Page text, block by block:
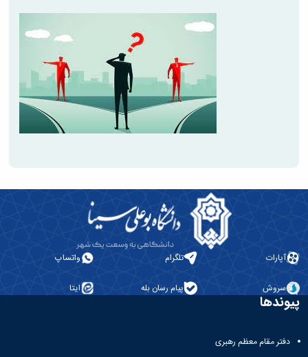
آپارات تلگرام واتساپ
سروش پیام رسان بله ایتا
پیوندها
دفتر مقام معظم رهبری